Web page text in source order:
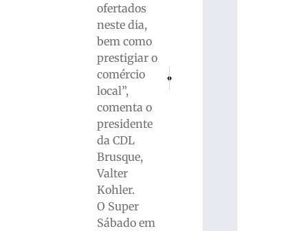
ofertados
neste dia,
bem como
prestigiar o
comércio
local”,
comenta o
presidente
da CDL
Brusque,
Valter
Kohler.
O Super
Sábado em